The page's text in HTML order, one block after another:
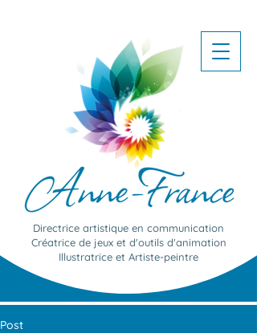
Directrice artistique en communication
Créatrice de jeux et d'outils d'animation
Illustratrice et Artiste-peintre
Post